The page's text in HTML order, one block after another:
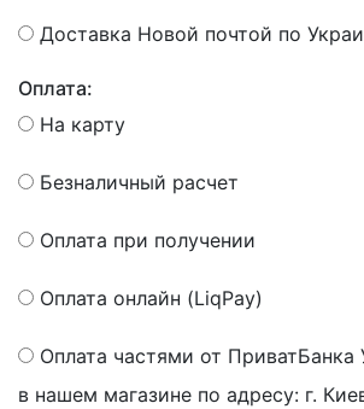
Доставка Новой почтой по
Оплата:
На карту
Безналичный расчет
Оплата при получении
Оплата онлайн (LiqPay)
Оплата частями от ПриватБанка
в нашем магазине по адресу: г.